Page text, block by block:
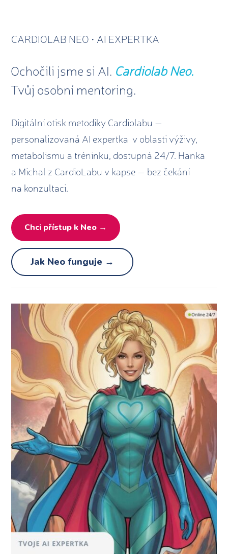
CARDIOLAB NEO • AI EXPERTKA
Ochočili jsme si AI. Cardiolab Neo.
Tvůj osobní mentoring.
Digitální otisk metodiky Cardiolabu —
personalizovaná AI expertka v oblasti výživy,
metabolismu a tréninku, dostupná 24/7. Hanka
a Michal z CardioLabu v kapse — bez čekání
na konzultaci.
Chci přístup k Neo →
Jak Neo funguje →